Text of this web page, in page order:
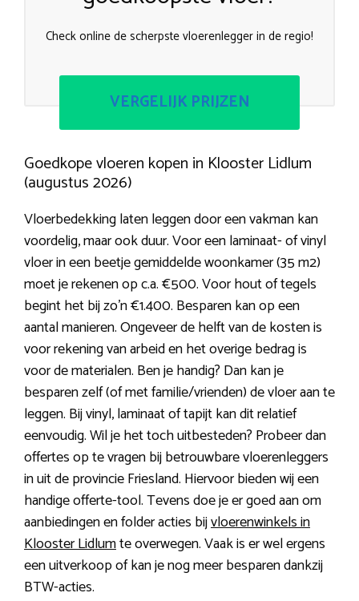
Check online de scherpste vloerenlegger in de regio!
VERGELIJK PRIJZEN
Goedkope vloeren kopen in Klooster Lidlum
(augustus 2026)
Vloerbedekking laten leggen door een vakman kan
voordelig, maar ook duur. Voor een laminaat- of vinyl
vloer in een beetje gemiddelde woonkamer (35 m2)
moet je rekenen op c.a. €500. Voor hout of tegels
begint het bij zo’n €1.400. Besparen kan op een
aantal manieren. Ongeveer de helft van de kosten is
voor rekening van arbeid en het overige bedrag is
voor de materialen. Ben je handig? Dan kan je
besparen zelf (of met familie/vrienden) de vloer aan te
leggen. Bij vinyl, laminaat of tapijt kan dit relatief
eenvoudig. Wil je het toch uitbesteden? Probeer dan
offertes op te vragen bij betrouwbare vloerenleggers
in uit de provincie Friesland. Hiervoor bieden wij een
handige offerte-tool. Tevens doe je er goed aan om
aanbiedingen en folder acties bijvloerenwinkels in
Klooster Lidlumte overwegen. Vaak is er wel ergens
een uitverkoop of kan je nog meer besparen dankzij
BTW-acties.